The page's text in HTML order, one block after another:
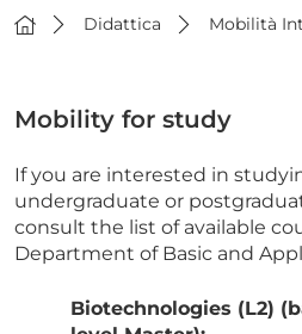
Didattica Mobilità
Mobility for study
If you are interested in
undergraduate or
consult the list of available
Department of Basic and
Biotechnologies (L2)